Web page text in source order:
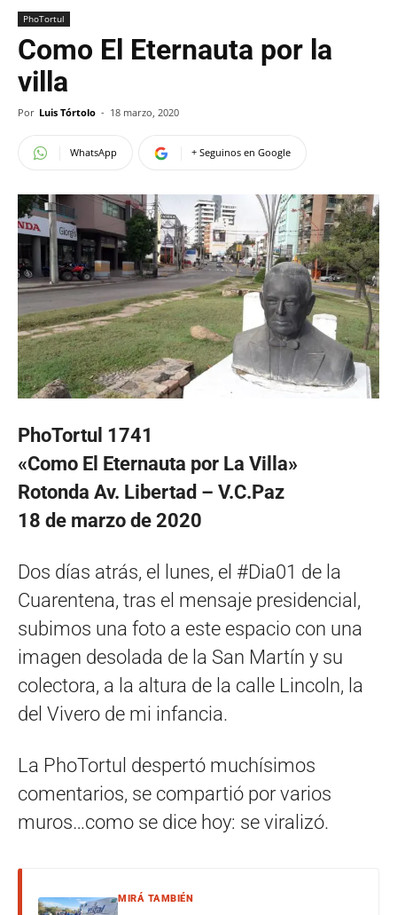
PhoTortul
Como El Eternauta por la
villa
Por Luis Tórtolo - 18 marzo, 2020
WhatsApp + Seguinos en Google
PhoTortul 1741
«Como El Eternauta por La Villa»
Rotonda Av. Libertad – V.C.Paz
18 de marzo de 2020
Dos días atrás, el lunes, el #Dia01 de la
Cuarentena, tras el mensaje presidencial,
subimos una foto a este espacio con una
imagen desolada de la San Martín y su
colectora, a la altura de la calle Lincoln, la
del Vivero de mi infancia.
La PhoTortul despertó muchísimos
comentarios, se compartió por varios
muros…como se dice hoy: se viralizó.
MIRÁ TAMBIÉN